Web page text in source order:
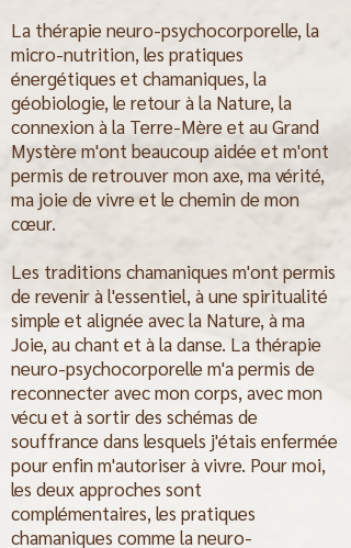
La thérapie neuro-psychocorporelle, la
micro-nutrition, les pratiques
énergétiques et chamaniques, la
géobiologie, le retour à la Nature, la
connexion à la Terre-Mère et au Grand
Mystère m'ont beaucoup aidée et m'ont
permis de retrouver mon axe, ma vérité,
ma joie de vivre et le chemin de mon
cœur.
Les traditions chamaniques m'ont permis
de revenir à l'essentiel, à une spiritualité
simple et alignée avec la Nature, à ma
Joie, au chant et à la danse. La thérapie
neuro-psychocorporelle m'a permis de
reconnecter avec mon corps, avec mon
vécu et à sortir des schémas de
souffrance dans lesquels j'étais enfermée
pour enfin m'autoriser à vivre. Pour moi,
les deux approches sont
complémentaires, les pratiques
chamaniques comme la neuro-